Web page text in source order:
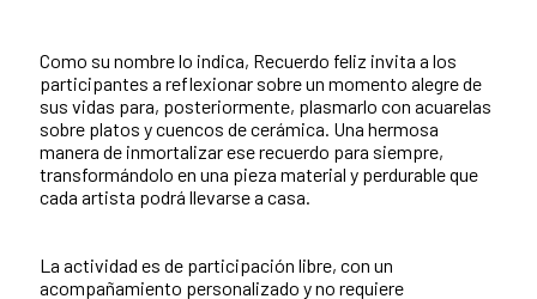
Como su nombre lo indica, Recuerdo feliz invita a los
participantes a reflexionar sobre un momento alegre de
sus vidas para, posteriormente, plasmarlo con acuarelas
sobre platos y cuencos de cerámica. Una hermosa
manera de inmortalizar ese recuerdo para siempre,
transformándolo en una pieza material y perdurable que
cada artista podrá llevarse a casa.
La actividad es de participación libre, con un
acompañamiento personalizado y no requiere